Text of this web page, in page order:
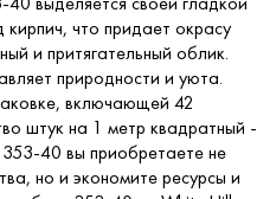
что придает окрасу
и притягательный облик.
природности и уюта.
включающей 42
штук на 1 метр квадратный -
40 вы приобретаете не
но и экономите ресурсы и